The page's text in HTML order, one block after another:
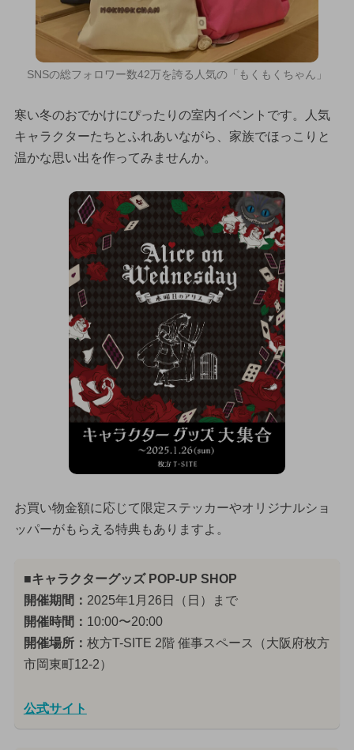
SNSの総フォロワー数42万を誇る人気の「もくもくちゃん」
寒い冬のおでかけにぴったりの室内イベントです。人気
キャラクターたちとふれあいながら、家族でほっこりと
温かな思い出を作ってみませんか。
お買い物金額に応じて限定ステッカーやオリジナルショ
ッパーがもらえる特典もありますよ。
■キャラクターグッズ POP-UP SHOP
開催期間： 2025年1月26日（日）まで
開催時間： 10:00〜20:00
開催場所： 枚方T-SITE 2階 催事スペース（大阪府枚方
市岡東町12-2）
公式サイト